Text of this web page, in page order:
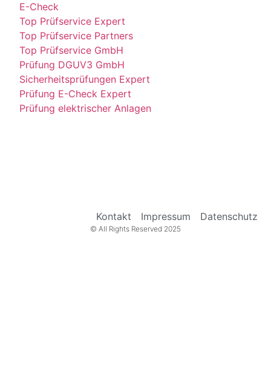
E-Check
Top Prüfservice Expert
Top Prüfservice Partners
Top Prüfservice GmbH
Prüfung DGUV3 GmbH
Sicherheitsprüfungen Expert
Prüfung E-Check Expert
Prüfung elektrischer Anlagen
Kontakt Impressum Datenschutz
© All Rights Reserved 2025